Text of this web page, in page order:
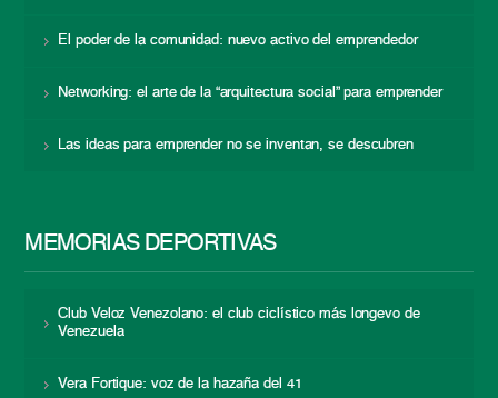
El poder de la comunidad: nuevo activo del emprendedor
Networking: el arte de la “arquitectura social” para emprender
Las ideas para emprender no se inventan, se descubren
MEMORIAS DEPORTIVAS
Club Veloz Venezolano: el club ciclístico más longevo de
Venezuela
Vera Fortique: voz de la hazaña del 41